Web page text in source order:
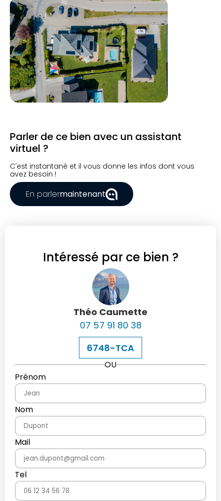
Parler de ce bien avec un assistant
virtuel ?
C'est instantané et il vous donne les infos dont vous
avez besoin !
En parlermaintenant
Intéressé par ce bien ?
Théo Caumette
07 57 91 80 38
6748-TCA
OU
Prénom
Nom
Mail
Tel